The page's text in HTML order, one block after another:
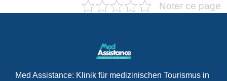
Noter ce page
Med Assistance: Klinik für medizinischen Tourismus in